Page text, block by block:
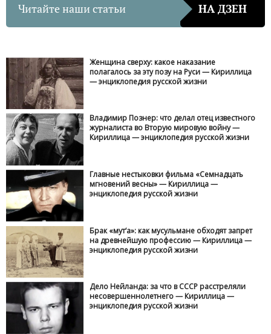
Читайте наши статьи НА ДЗЕН
Женщина сверху: какое наказание
полагалось за эту позу на Руси — Кириллица
— энциклопедия русской жизни
Владимир Познер: что делал отец известного
журналиста во Вторую мировую войну —
Кириллица — энциклопедия русской жизни
Главные нестыковки фильма «Семнадцать
мгновений весны» — Кириллица —
энциклопедия русской жизни
Брак «мут‘а»: как мусульмане обходят запрет
на древнейшую профессию — Кириллица —
энциклопедия русской жизни
Дело Нейланда: за что в СССР расстреляли
несовершеннолетнего — Кириллица —
энциклопедия русской жизни